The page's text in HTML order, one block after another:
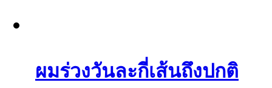
ผมร่วงวันละกี่เส้นถึงปกติ